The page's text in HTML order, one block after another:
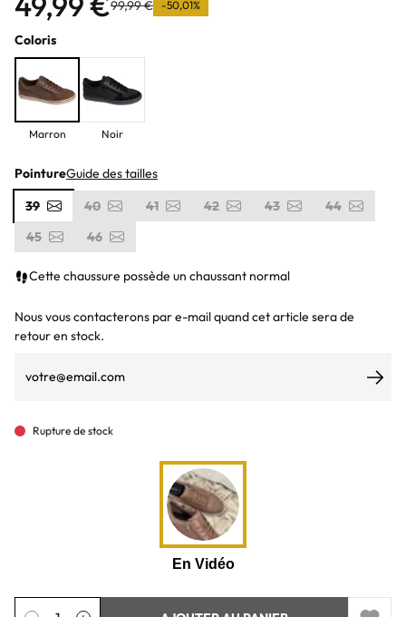
99,99 € -50,01%
Coloris
Marron Noir
PointureGuide des tailles
39
40 41 42 43
44
45
46
Cette chaussure possède un chaussant normal
Nous vous contacterons par e-mail quand cet article sera de
retour en stock.
Rupture de stock
Quantité